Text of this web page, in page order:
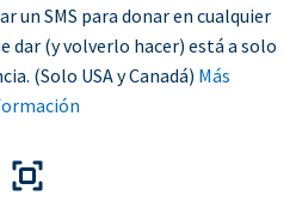
un SMS para donar en cualquier
dar (y volverlo hacer) está a solo
(Solo USA y Canadá) Más